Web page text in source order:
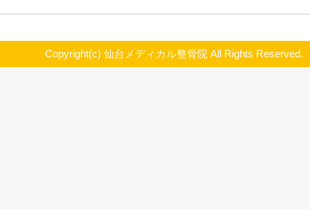
ん。
おおよそ3割程度の効果と言われて
針治療でダイエットができるので